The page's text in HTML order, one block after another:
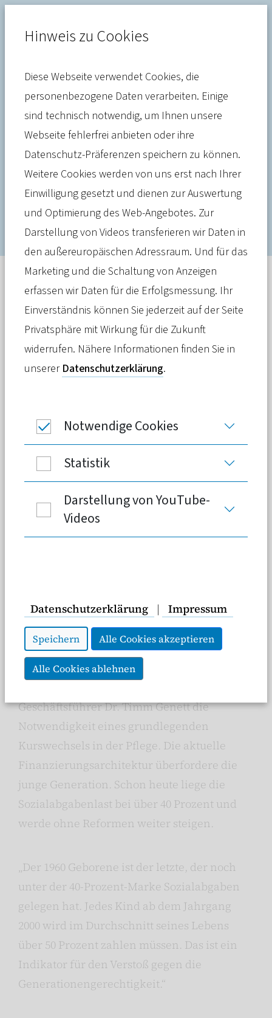
Pflege
Generationengerechte
Sozialsysteme: Der
Reformdruck in der
Pflegeversicherung wächst
Meldung 19. November 2025
Wie lässt sich die Soziale
Pflegeversicherung so gestalten, dass
sie für kommende Generationen
finanzierbar bleibt? Mit dieser Frage
Unternehmerverbände (VhU) in
Zusammenarbeit mit der Initiative
generationengerechte Pflege (IGP).
Geschäftsführer Dr. Timm Genett die
Notwendigkeit eines grundlegenden
Kurswechsels in der Pflege. Die aktuelle
Finanzierungsarchitektur überfordere die
junge Generation. Schon heute liege die
Sozialabgabenlast bei über 40 Prozent und
werde ohne Reformen weiter steigen.
„Der 1960 Geborene ist der letzte, der noch
unter der 40-Prozent-Marke Sozialabgaben
gelegen hat. Jedes Kind ab dem Jahrgang
2000 wird im Durchschnitt seines Lebens
über 50 Prozent zahlen müssen. Das ist ein
Indikator für den Verstoß gegen die
Generationengerechtigkeit.“
Hinweis zu Cookies
Diese Webseite verwendet Cookies, die
personenbezogene Daten verarbeiten. Einige
sind technisch notwendig, um Ihnen unsere
Webseite fehlerfrei anbieten oder ihre
Datenschutz-Präferenzen speichern zu können.
Weitere Cookies werden von uns erst nach Ihrer
Einwilligung gesetzt und dienen zur Auswertung
und Optimierung des Web-Angebotes. Zur
Darstellung von Videos transferieren wir Daten in
den außereuropäischen Adressraum. Und für das
Marketing und die Schaltung von Anzeigen
erfassen wir Daten für die Erfolgsmessung. Ihr
Einverständnis können Sie jederzeit auf der Seite
Privatsphäre mit Wirkung für die Zukunft
widerrufen. Nähere Informationen finden Sie in
unserer Datenschutzerklärung.
Notwendige Cookies
Statistik
Darstellung von YouTube-
Videos
Datenschutzerklärung | Impressum
Speichern Alle Cookies akzeptieren
Alle Cookies ablehnen